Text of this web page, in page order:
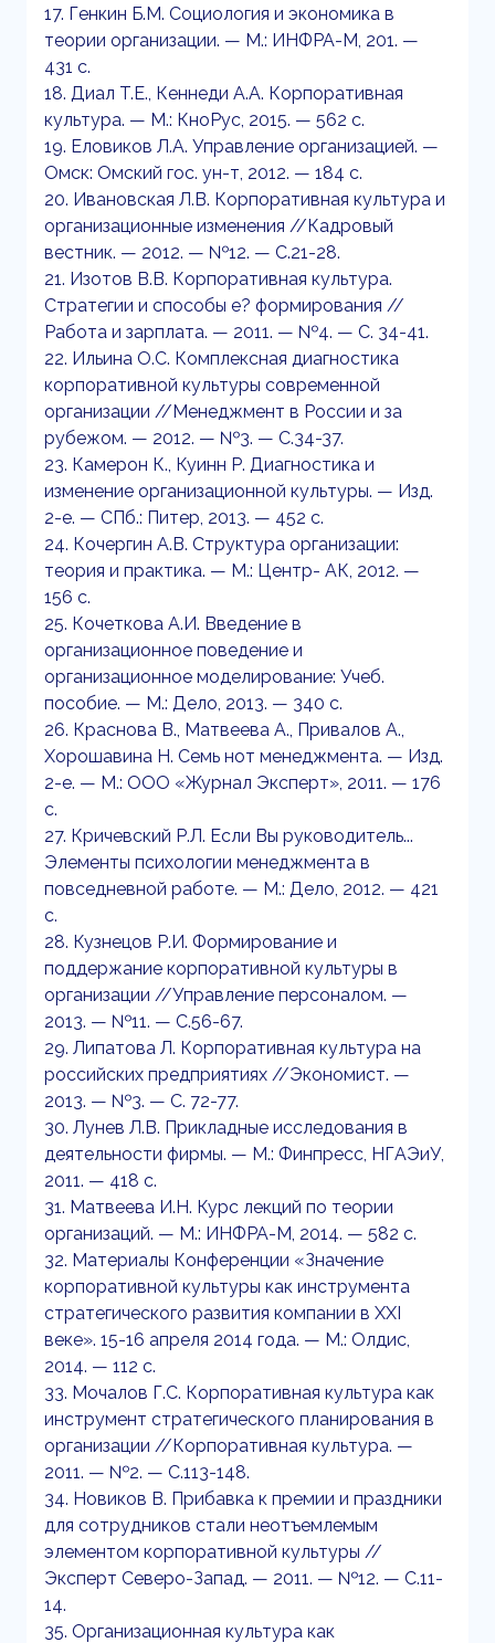
17. Генкин Б.М. Социология и экономика в
теории организации. — М.: ИНФРА-М, 201. —
431 с.
18. Диал T.E., Кеннеди A.A. Корпоративная
культура. — М.: КноРус, 2015. — 562 с.
19. Еловиков Л.А. Управление организацией. —
Омск: Омский гос. ун-т, 2012. — 184 с.
20. Ивановская Л.В. Корпоративная культура и
организационные изменения //Кадровый
вестник. — 2012. — №12. — С.21-28.
21. Изотов В.В. Корпоративная культура.
Стратегии и способы е? формирования //
Работа и зарплата. — 2011. — №4. — С. 34-41.
22. Ильина О.С. Комплексная диагностика
корпоративной культуры современной
организации //Менеджмент в России и за
рубежом. — 2012. — №3. — С.34-37.
23. Камерон К., Куинн Р. Диагностика и
изменение организационной культуры. — Изд.
2-е. — СПб.: Питер, 2013. — 452 с.
24. Кочергин А.В. Структура организации:
теория и практика. — М.: Центр- АК, 2012. —
156 с.
25. Кочеткова А.И. Введение в
организационное поведение и
организационное моделирование: Учеб.
пособие. — М.: Дело, 2013. — 340 с.
26. Краснова В., Матвеева А., Привалов А.,
Хорошавина Н. Семь нот менеджмента. — Изд.
2-е. — М.: ООО «Журнал Эксперт», 2011. — 176
с.
27. Кричевский Р.Л. Если Вы руководитель...
Элементы психологии менеджмента в
повседневной работе. — М.: Дело, 2012. — 421
с.
28. Кузнецов Р.И. Формирование и
поддержание корпоративной культуры в
организации //Управление персоналом. —
2013. — №11. — С.56-67.
29. Липатова Л. Корпоративная культура на
российских предприятиях //Экономист. —
2013. — №3. — С. 72-77.
30. Лунев Л.В. Прикладные исследования в
деятельности фирмы. — М.: Финпресс, НГАЭиУ,
2011. — 418 с.
31. Матвеева И.Н. Курс лекций по теории
организаций. — М.: ИНФРА-М, 2014. — 582 с.
32. Материалы Конференции «Значение
корпоративной культуры как инструмента
стратегического развития компании в XXI
веке». 15-16 апреля 2014 года. — М.: Олдис,
2014. — 112 с.
33. Мочалов Г.С. Корпоративная культура как
инструмент стратегического планирования в
организации //Корпоративная культура. —
2011. — №2. — С.113-148.
34. Новиков В. Прибавка к премии и праздники
для сотрудников стали неотъемлемым
элементом корпоративной культуры //
Эксперт Северо-Запад. — 2011. — №12. — С.11-
14.
35. Организационная культура как